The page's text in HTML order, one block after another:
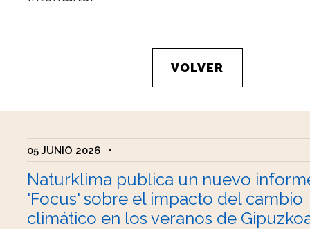
VOLVER
05 JUNIO 2026 •
Naturklima publica un nuevo
'Focus' sobre el impacto del cambio
climático en los veranos de